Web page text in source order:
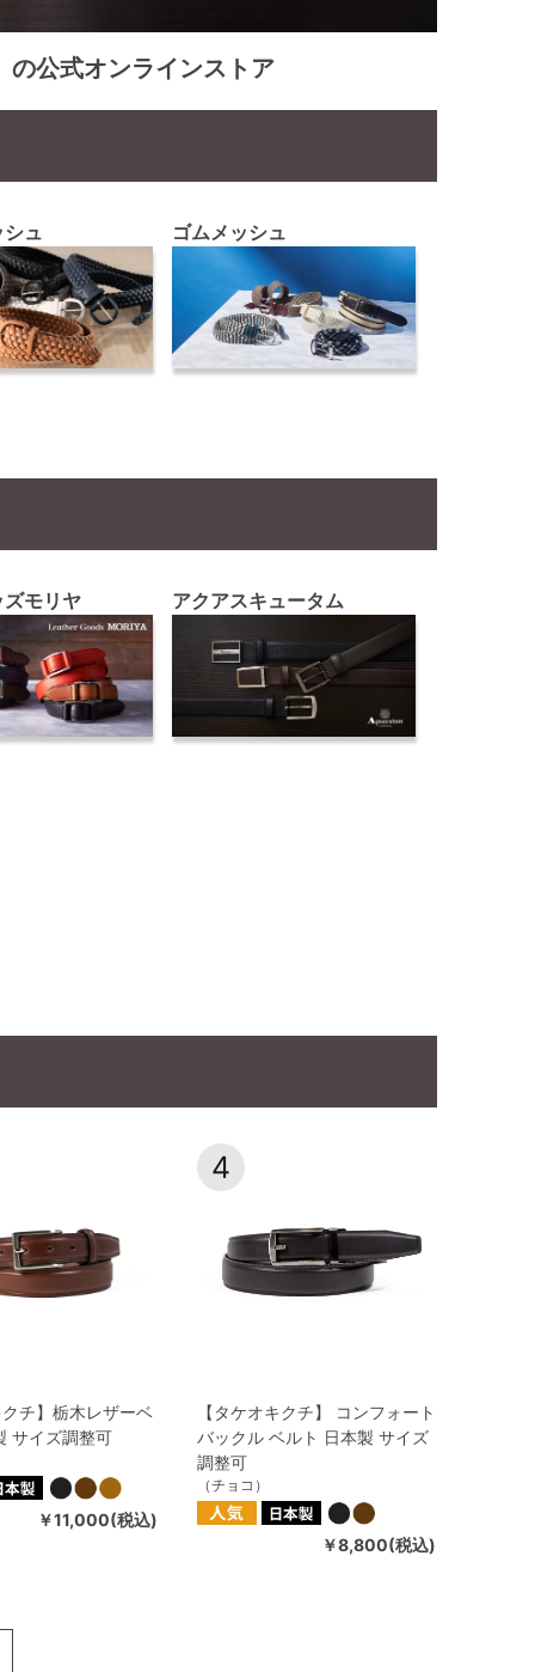
公式オンラインストア
シュ ゴムメッシュ
ズモリヤ アクアスキュータム
クチ】栃木レザーベ
サイズ調整可
￥11,000(税込)
4
【タケオキクチ】 コンフォート
バックル ベルト 日本製 サイズ
調整可
（チョコ）
￥8,800(税込)